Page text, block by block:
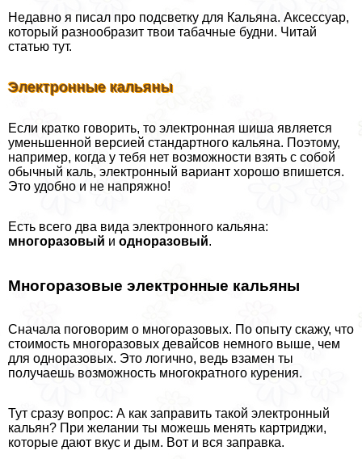
Недавно я писал про подсветку для Кальяна. Аксессуар,
который разнообразит твои табачные будни. Читай
статью тут.
Электронные кальяны
Если кратко говорить, то электронная шиша является
уменьшенной версией стандартного кальяна. Поэтому,
например, когда у тебя нет возможности взять с собой
обычный каль, электронный вариант хорошо впишется.
Это удобно и не напряжно!
Есть всего два вида электронного кальяна:
многоразовый и одноразовый.
Многоразовые электронные кальяны
Сначала поговорим о многоразовых. По опыту скажу, что
стоимость многоразовых девайсов немного выше, чем
для одноразовых. Это логично, ведь взамен ты
получаешь возможность многократного курения.
Тут сразу вопрос: А как заправить такой электронный
кальян? При желании ты можешь менять картриджи,
которые дают вкус и дым. Вот и вся заправка.